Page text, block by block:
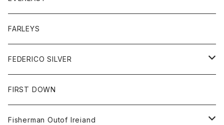
シャツ
セーター
ボトム
ショートパンツ
パンツ
レディース
コート
ジャケット
トップス
ジャケット
スエットシャツ
ボトム
スエットパンツ
グッズ
帽子
FARLEYS
FEDERICO SILVER
アクセサリー
FIRST DOWN
Fisherman Outof Ireiand